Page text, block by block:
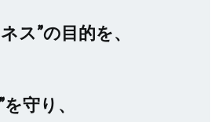
ス”の目的を、
守り、